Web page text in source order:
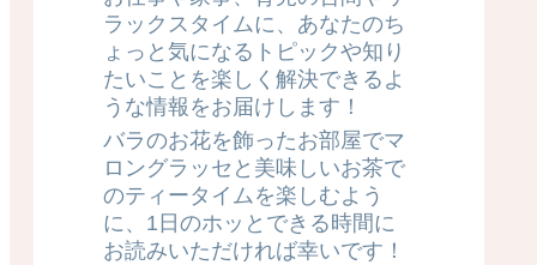
ラックスタイムに、あなたのち
ょっと気になるトピックや知り
たいことを楽しく解決できるよ
うな情報をお届けします！
バラのお花を飾ったお部屋でマ
ロングラッセと美味しいお茶で
のティータイムを楽しむよう
に、1日のホッとできる時間に
お読みいただければ幸いです！